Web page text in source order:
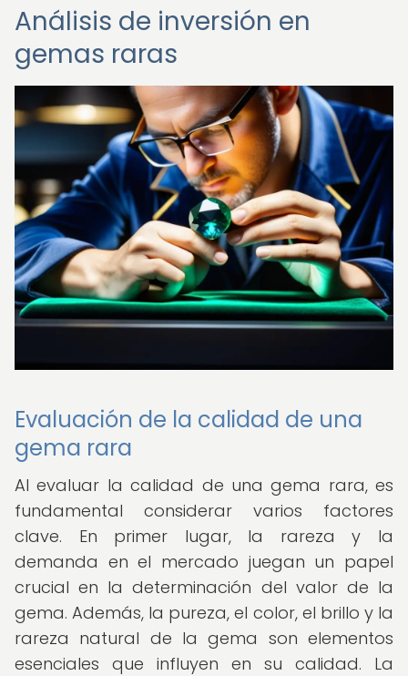
Análisis de inversión en
gemas raras
Evaluación de la calidad de una
gema rara
Al evaluar la calidad de una gema rara, es
fundamental considerar varios factores
clave. En primer lugar, la rareza y la
demanda en el mercado juegan un papel
crucial en la determinación del valor de la
gema. Además, la pureza, el color, el brillo y la
rareza natural de la gema son elementos
esenciales que influyen en su calidad. La